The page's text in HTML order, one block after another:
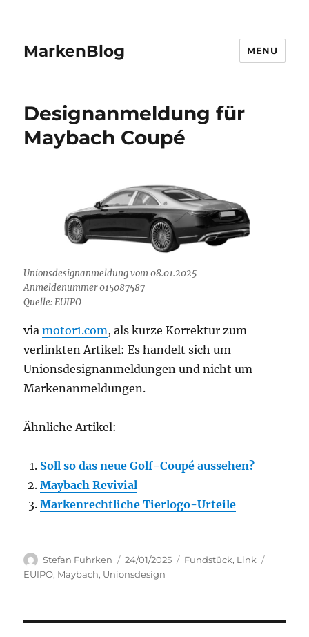
MarkenBlog MENU
Designanmeldung für
Maybach Coupé
Unionsdesignanmeldung vom 08.01.2025
Anmeldenummer 015087587
Quelle: EUIPO
viamotor1.com, als kurze Korrektur zum
verlinkten Artikel: Es handelt sich um
Unionsdesignanmeldungen und nicht um
Markenanmeldungen.
Ähnliche Artikel:
Soll so das neue Golf-Coupé aussehen?
Maybach Revivial
Markenrechtliche Tierlogo-Urteile
Author
Stefan Fuhrken
Posted
on
24/01/2025 Categories
Fundstück, Link
EUIPO, Maybach, Unionsdesign